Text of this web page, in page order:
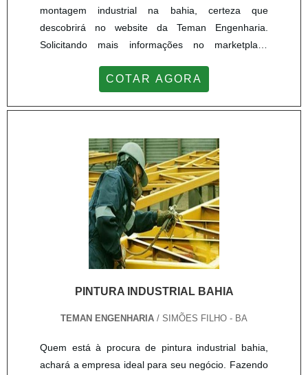
montagem industrial na bahia, certeza que
descobrirá no website da Teman Engenharia.
Solicitando mais informações no marketplace
segmento.MAIS INFORMAÇÕES INTERESSANTES
MONTAGEM INDUSTRIAL NA BAHIASe alguém
industrial na bahia responsável, chega até a Teman
Engenharia. Disponibilizand...
COTAR AGORA
PINTURA INDUSTRIAL BAHIA
TEMAN ENGENHARIA / SIMÕES FILHO - BA
Quem está à procura de pintura industrial bahia,
achará a empresa ideal para seu negócio. Fazendo